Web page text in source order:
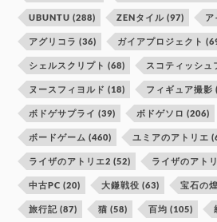
UBUNTU (288) ZENタイル (97) ア
アグリコラ (36) ガイアプロジェクト
シェルスクリプト (68) スコティッシュ
ヌースフィヨルド (18) フィギュア撮影
ボドゲサプライ (39) ボドゲソロ (206)
ボードゲーム (460) ユミアのアトリエ
ライザのアトリエ2 (52) ライザのアト
中古PC (20) 大鎌戦役 (63) 宝石の
旅行記 (87) 猫 (58) 百均 (105)